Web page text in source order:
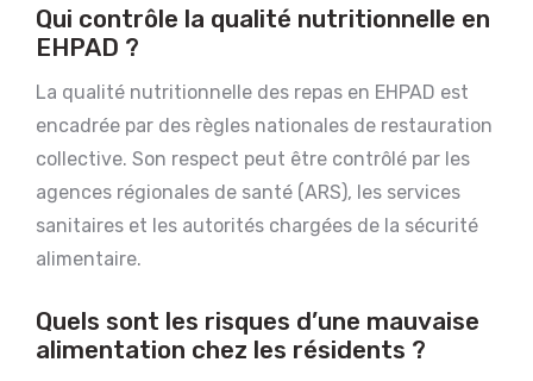
Qui contrôle la qualité nutritionnelle en
EHPAD ?
La qualité nutritionnelle des repas en EHPAD est
encadrée par des règles nationales de restauration
collective. Son respect peut être contrôlé par les
agences régionales de santé (ARS), les services
sanitaires et les autorités chargées de la sécurité
alimentaire.
Quels sont les risques d’une mauvaise
alimentation chez les résidents ?